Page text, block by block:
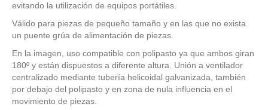
evitando la utilización de equipos portátiles.
Válido para piezas de pequeño tamaño y en las que no exista
un puente grúa de alimentación de piezas.
En la imagen, uso compatible con polipasto ya que ambos giran
180º y están dispuestos a diferente altura. Unión a ventilador
centralizado mediante tubería helicoidal galvanizada, también
por debajo del polipasto y en zona de nula influencia en el
movimiento de piezas.